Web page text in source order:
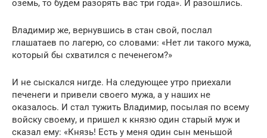
оземь, то будем разорять вас три года». И разошлись.
Владимир же, вернувшись в стан свой, послал
глашатаев по лагерю, со словами: «Нет ли такого мужа,
который бы схватился с печенегом?»
И не сыскался нигде. На следующее утро приехали
печенеги и привели своего мужа, а у наших не
оказалось. И стал тужить Владимир, посылая по всему
войску своему, и пришел к князю один старый муж и
сказал ему: «Князь! Есть у меня один сын меньшой